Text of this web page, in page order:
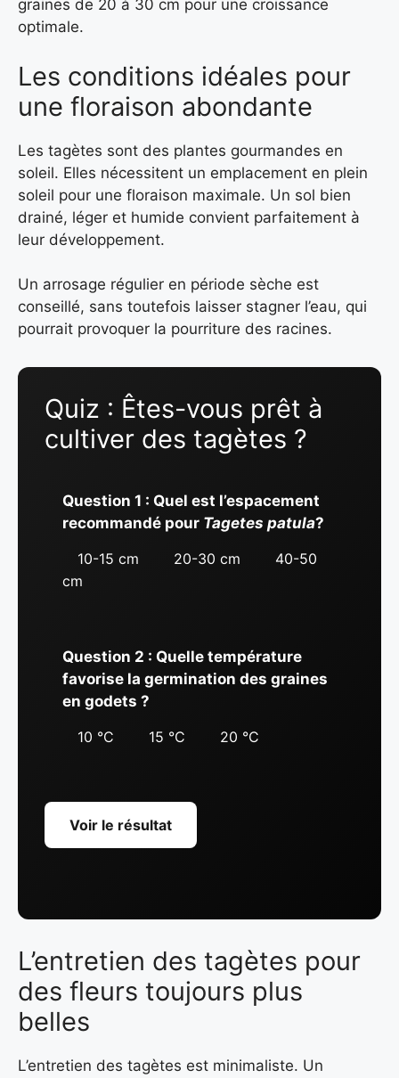
graines de 20 à 30 cm pour une croissance
optimale.
Les conditions idéales pour
une floraison abondante
Les tagètes sont des plantes gourmandes en
soleil. Elles nécessitent un emplacement en plein
soleil pour une floraison maximale. Un sol bien
drainé, léger et humide convient parfaitement à
leur développement.
Un arrosage régulier en période sèche est
conseillé, sans toutefois laisser stagner l’eau, qui
pourrait provoquer la pourriture des racines.
Quiz : Êtes-vous prêt à
cultiver des tagètes ?
Question 1 : Quel est l’espacement
recommandé pour Tagetes patula?
10-15 cm
20-30 cm
40-50
cm
Question 2 : Quelle température
favorise la germination des graines
en godets ?
10 °C
15 °C 20 °C
Voir le résultat
L’entretien des tagètes pour
des fleurs toujours plus
belles
L’entretien des tagètes est minimaliste. Un